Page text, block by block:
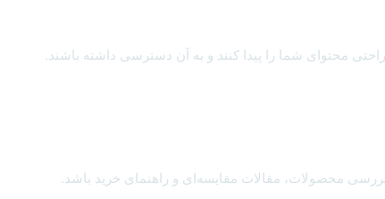
محتوای شما را پیدا کنند و به آن دسترسی داشته باشند.
محصولات، مقالات مقایسه‌ای و راهنمای خرید باشد.